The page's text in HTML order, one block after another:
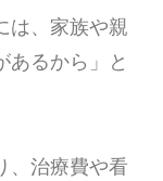
は、家族や親
あるから」と
、治療費や看